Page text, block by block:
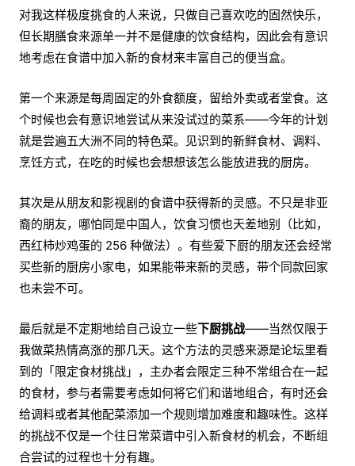
对我这样极度挑食的人来说，只做自己喜欢吃的固然快乐，
但长期膳食来源单一并不是健康的饮食结构，因此会有意识
地考虑在食谱中加入新的食材来丰富自己的便当盒。
第一个来源是每周固定的外食额度，留给外卖或者堂食。这
个时候也会有意识地尝试从来没试过的菜系——今年的计划
就是尝遍五大洲不同的特色菜。见识到的新鲜食材、调料、
烹饪方式，在吃的时候也会想想该怎么能放进我的厨房。
其次是从朋友和影视剧的食谱中获得新的灵感。不只是非亚
裔的朋友，哪怕同是中国人，饮食习惯也天差地别（比如，
西红柿炒鸡蛋的 256 种做法）。有些爱下厨的朋友还会经常
买些新的厨房小家电，如果能带来新的灵感，带个同款回家
也未尝不可。
最后就是不定期地给自己设立一些下厨挑战——当然仅限于
我做菜热情高涨的那几天。这个方法的灵感来源是论坛里看
到的「限定食材挑战」，主办者会限定三种不常组合在一起
的食材，参与者需要考虑如何将它们和谐地组合，有时还会
给调料或者其他配菜添加一个规则增加难度和趣味性。这样
的挑战不仅是一个往日常菜谱中引入新食材的机会，不断组
合尝试的过程也十分有趣。